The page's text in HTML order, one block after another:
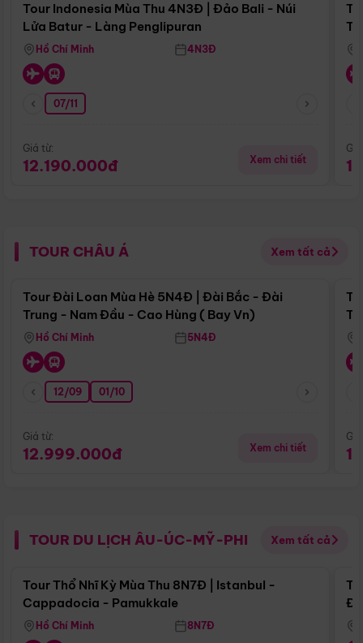
Tour Indonesia Mùa Thu 4N3Đ | Đảo Bali - Núi
Lửa Batur - Làng Penglipuran
Hồ Chí Minh 4N3Đ
07/11
Giá từ:
12.190.000đ Xem chi tiết
TOUR CHÂU Á Xem tất cả
Điểm nổi bật
Tour Đài Loan Mùa Hè 5N4Đ | Đài Bắc - Đài
Trung - Nam Đầu - Cao Hùng ( Bay Vn)
Hồ Chí Minh 5N4Đ
12/09 01/10
Giá từ:
12.999.000đ Xem chi tiết
TOUR DU LỊCH ÂU-ÚC-MỸ-PHI Xem tất cả
Điểm nổi bật
Tour Thổ Nhĩ Kỳ Mùa Thu 8N7Đ | Istanbul -
Cappadocia - Pamukkale
Hồ Chí Minh 8N7Đ